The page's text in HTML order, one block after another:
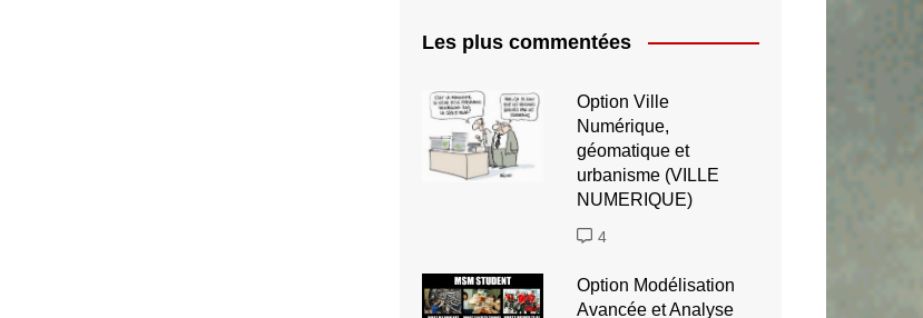
Les plus commentées
Option Ville
Numérique,
géomatique et
urbanisme (VILLE
NUMERIQUE)
4
Option Modélisation
Avancée et Analyse